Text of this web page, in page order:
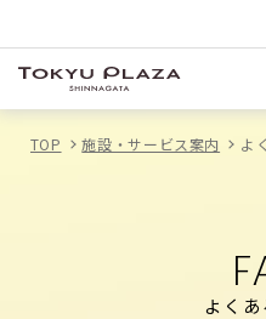
TOP 施設・サービス案内 よ
よく